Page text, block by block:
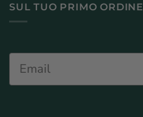
SUL TUO PRIMO ORDINE
Email